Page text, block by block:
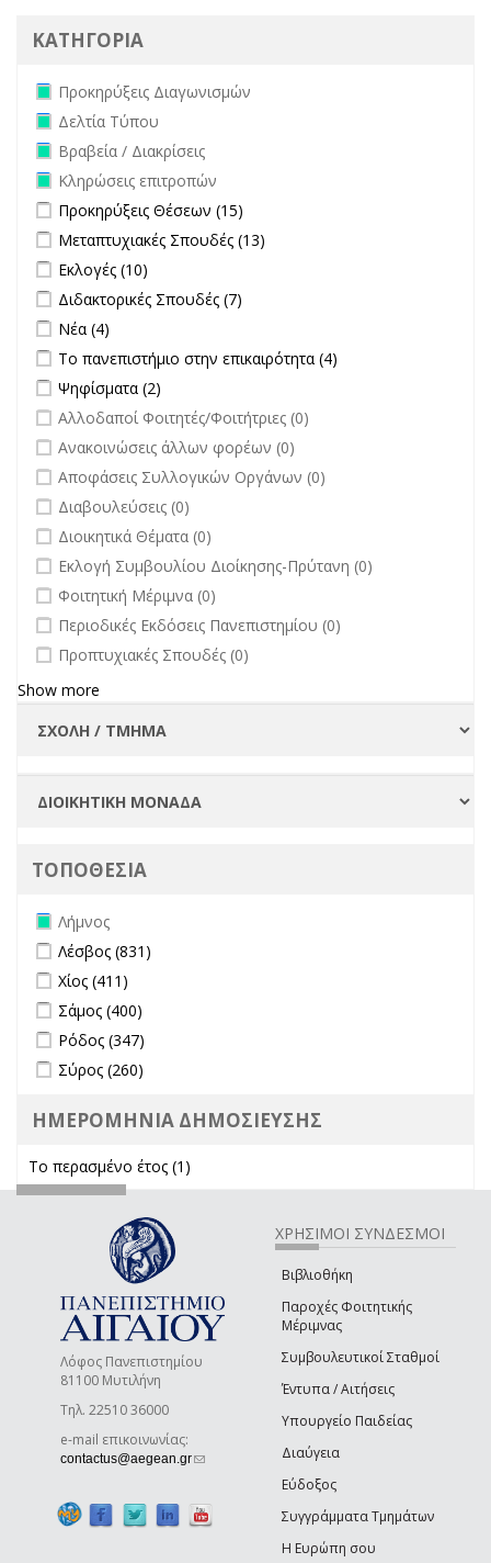
ΚΑΤΗΓΟΡΙΑ
Remove Προκηρύξεις Διαγωνισμών filter
Προκηρύξεις Διαγωνισμών
Remove Δελτία Τύπου filter
Δελτία Τύπου
Remove Βραβεία / Διακρίσεις filter
Βραβεία / Διακρίσεις
Remove Κληρώσεις επιτροπών filter
Κληρώσεις επιτροπών
Apply Προκηρύξεις Θέσεων filter
Προκηρύξεις Θέσεων (15)
Apply Μεταπτυχιακές Σπουδές filter
Μεταπτυχιακές Σπουδές (13)
Apply Εκλογές filter
Εκλογές (10)
Apply Διδακτορικές Σπουδές filter
Διδακτορικές Σπουδές (7)
Apply Νέα filter
Νέα (4)
Apply Το πανεπιστήμιο στην επικαιρότητα filter
Το πανεπιστήμιο στην επικαιρότητα (4)
Apply Ψηφίσματα filter
Ψηφίσματα (2)
undefined
Αλλοδαποί Φοιτητές/Φοιτήτριες (0)
undefined
Ανακοινώσεις άλλων φορέων (0)
undefined
Αποφάσεις Συλλογικών Οργάνων (0)
undefined
Διαβουλεύσεις (0)
undefined
Διοικητικά Θέματα (0)
undefined
Εκλογή Συμβουλίου Διοίκησης-Πρύτανη (0)
undefined
Φοιτητική Μέριμνα (0)
undefined
Περιοδικές Εκδόσεις Πανεπιστημίου (0)
undefined
Προπτυχιακές Σπουδές (0)
Show more
ΤΟΠΟΘΕΣΙΑ
Remove Λήμνος filter
Λήμνος
Apply Λέσβος filter
Λέσβος (831)
Apply Χίος filter
Χίος (411)
Apply Σάμος filter
Σάμος (400)
Apply Ρόδος filter
Ρόδος (347)
Apply Σύρος filter
Σύρος (260)
ΗΜΕΡΟΜΗΝΙΑ ΔΗΜΟΣΙΕΥΣΗΣ
Το περασμένο έτος (1)
Λόφος Πανεπιστημίου
81100 Μυτιλήνη
Τηλ. 22510 36000
e-mail επικοινωνίας:
contactus@aegean.gr(link sends e-mail)
ΧΡΗΣΙΜΟΙ ΣΥΝΔΕΣΜΟΙ
Βιβλιοθήκη
Παροχές Φοιτητικής
Μέριμνας
Συμβουλευτικοί Σταθμοί
Έντυπα / Αιτήσεις
Υπουργείο Παιδείας
Διαύγεια
Εύδοξος
Συγγράμματα Τμημάτων
Η Ευρώπη σου